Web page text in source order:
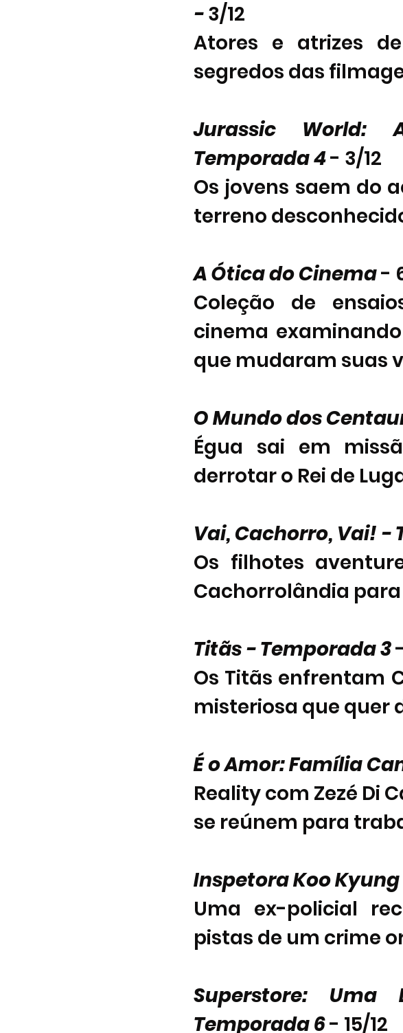
- 3/12
Atores e atrizes de
segredos das
Jurassic World:
Temporada 4 - 3/12
Os jovens saem do
terreno
A Ótica do Cinema -
Coleção de
cinema
que mudaram suas
O Mundo dos
Égua sai em
derrotar o Rei de
Vai, Cachorro, Vai! -
Os filhotes
Cachorrolândia para
Titãs - Temporada 3
Os Titãs enfrentam
misteriosa que quer
É o Amor: Família
Reality com Zezé Di
se reúnem para
Inspetora Koo Kyung
Uma ex-policial
pistas de um crime
Superstore:
Temporada 6 - 15/12